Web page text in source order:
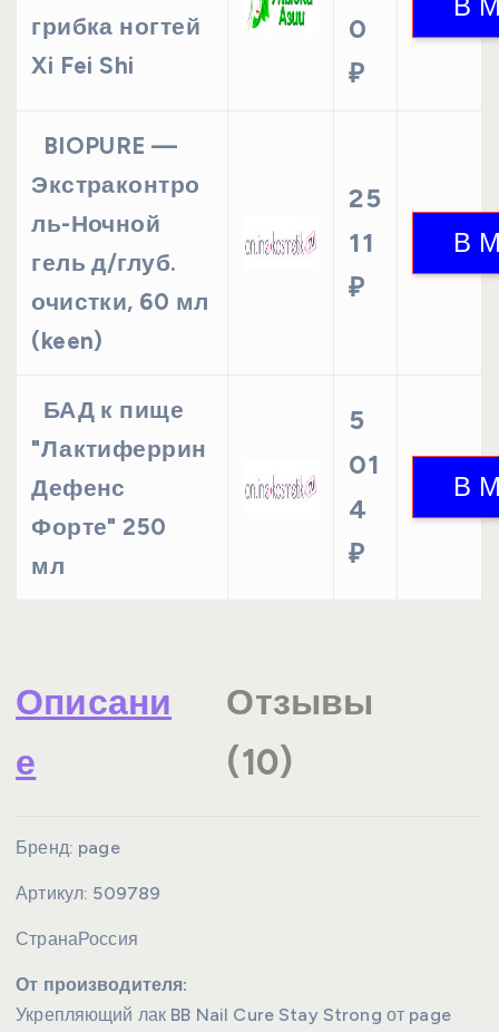
грибка ногтей
Xi Fei Shi
0
₽
BIOPURE —
Экстраконтро
ль-Ночной
гель д/глуб.
очистки, 60 мл
(keen)
25
11
₽
БАД к пище
"Лактиферрин
Дефенс
Форте" 250
мл
5
01
4
₽
Описани
е
Отзывы
(10)
Бренд: page
Артикул: 509789
СтранаРоссия
От производителя:
Укрепляющий лак BB Nail Cure Stay Strong от page